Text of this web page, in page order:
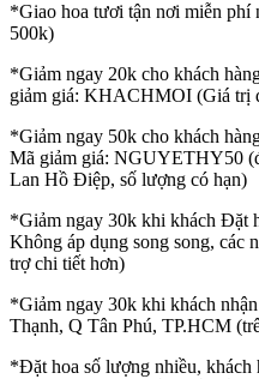
*Giao hoa tươi tận nơi miễn phí
500k)
*Giảm ngay 20k cho khách
giảm giá: KHACHMOI (Giá trị
*Giảm ngay 50k cho khách
Mã giảm giá: NGUYETHY50
Lan Hồ Điệp, số lượng có hạn)
*Giảm ngay 30k khi khách Đặt
Không áp dụng song song, các
trợ chi tiết hơn)
*Giảm ngay 30k khi khách
Thạnh, Q Tân Phú, TP.HCM
*Đặt hoa số lượng nhiều, khách